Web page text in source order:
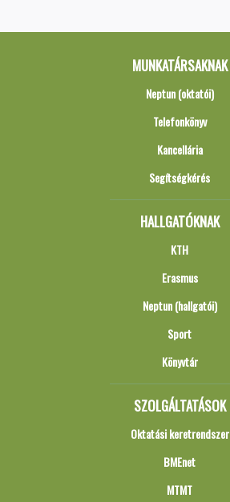
MUNKATÁRSAKNAK
Neptun (oktatói)
Telefonkönyv
Kancellária
Segítségkérés
HALLGATÓKNAK
KTH
Erasmus
Neptun (hallgatói)
Sport
Könyvtár
SZOLGÁLTATÁSOK
Oktatási keretrendszer
BMEnet
MTMT